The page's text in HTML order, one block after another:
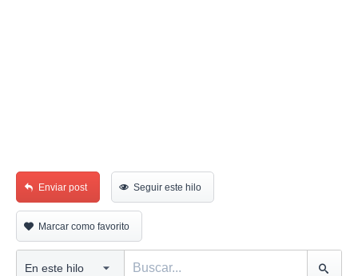
Enviar post Seguir este hilo
Marcar como favorito